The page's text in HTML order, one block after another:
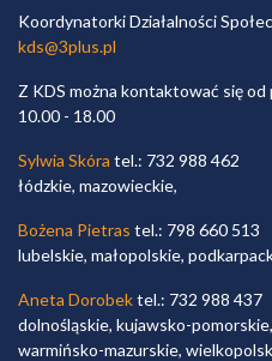
Koordynatorki Działalności
kds@3plus.pl
Z KDS można kontaktować się
10.00 - 18.00
Sylwia Skóra tel.: 732 988 462
łódzkie, mazowieckie,
Bożena Pietras tel.: 798 660 513
lubelskie, małopolskie,
Aneta Dorobektel.: 732 988 437
dolnośląskie, kujawsko-
warmińsko-mazurskie,